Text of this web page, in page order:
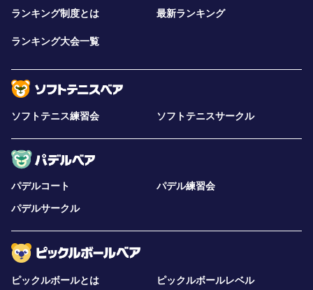
ランキング制度とは 最新ランキング
ランキング大会一覧
ソフトテニス練習会 ソフトテニスサークル
パデルコート
パデル練習会
パデルサークル
ピックルボールとは
ピックルボールレベル